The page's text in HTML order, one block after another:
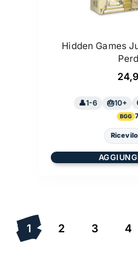
Hidden Games
1-6 10+
BGG
1 2 3 4